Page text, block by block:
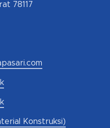
78117
Konstruksi)